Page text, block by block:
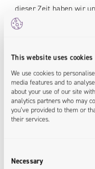
This website uses cookies
We use cookies to
media features and to
about your use of our site
analytics partners who may
you’ve provided to them or
their services.
Selection
Necessary
dieser Zeit haben wir
Erfahrung in
End-to-End-Prozess
Wir führen umfassende
SLA-Unterstützung.